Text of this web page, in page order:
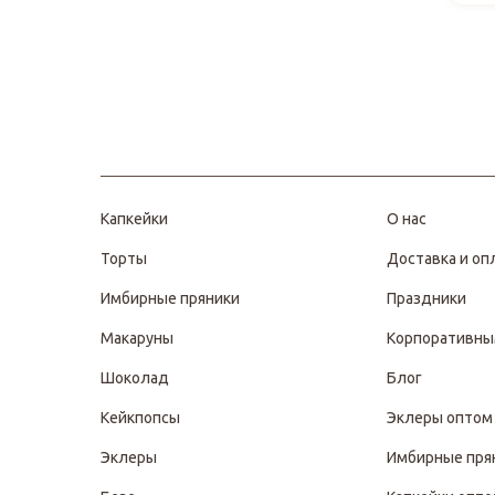
Капкейки
Торты
Имбирные пряники
Макаруны
Шоколад
Кейкпопсы
Эклеры
О нас
Доставка и
Праздники
Блог
Эклеры оптом
Имбирные